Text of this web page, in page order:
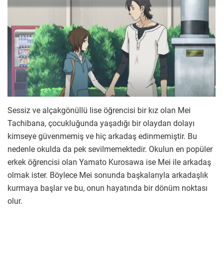
Sessiz ve alçakgönüllü lise öğrencisi bir kız olan Mei
Tachibana, çocukluğunda yaşadığı bir olaydan dolayı
kimseye güvenmemiş ve hiç arkadaş edinmemiştir. Bu
nedenle okulda da pek sevilmemektedir. Okulun en popüler
erkek öğrencisi olan Yamato Kurosawa ise Mei ile arkadaş
olmak ister. Böylece Mei sonunda başkalarıyla arkadaşlık
kurmaya başlar ve bu, onun hayatında bir dönüm noktası
olur.